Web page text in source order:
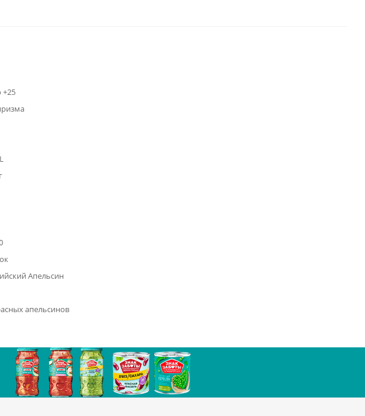
+25
Апельсин
апельсинов